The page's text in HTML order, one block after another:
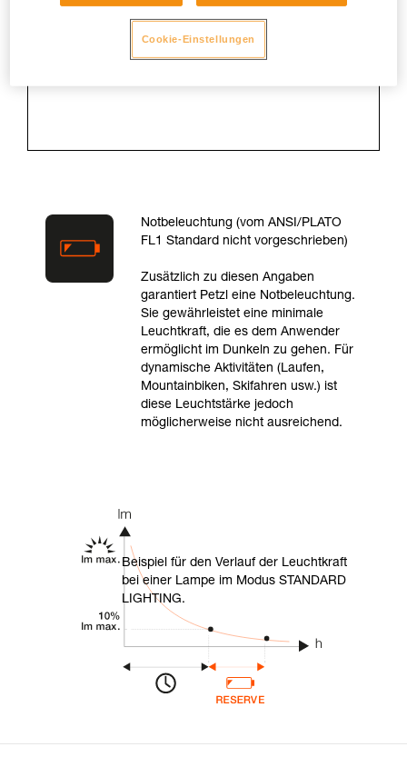
erfolgt ab 30 Sekunden nach
Zeitpunkt, da die Lampe nur noch 10
Notbeleuchtung (vom ANSI/PLATO
FL1 Standard nicht vorgeschrieben)
Zusätzlich zu diesen Angaben
garantiert Petzl eine Notbeleuchtung.
Sie gewährleistet eine minimale
Leuchtkraft, die es dem Anwender
ermöglicht im Dunkeln zu gehen. Für
dynamische Aktivitäten (Laufen,
Mountainbiken, Skifahren usw.) ist
diese Leuchtstärke jedoch
möglicherweise nicht ausreichend.
Beispiel für den Verlauf der Leuchtkraft
bei einer Lampe im Modus STANDARD
LIGHTING.
Cookie-Einstellungen